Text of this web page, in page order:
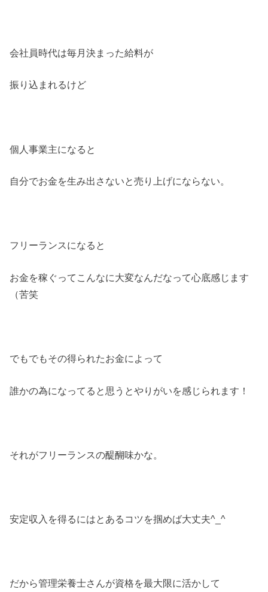
会社員時代は毎月決まった給料が
振り込まれるけど
個人事業主になると
自分でお金を生み出さないと売り上げにならない。
フリーランスになると
お金を稼ぐってこんなに大変なんだなって心底感じます
（苦笑
でもでもその得られたお金によって
誰かの為になってると思うとやりがいを感じられます！
それがフリーランスの醍醐味かな。
安定収入を得るにはとあるコツを掴めば大丈夫^_^
だから管理栄養士さんが資格を最大限に活かして